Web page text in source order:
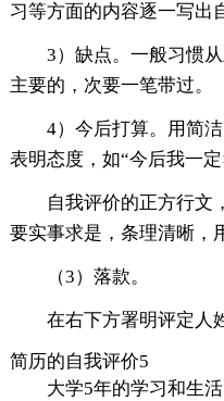
习等方面的内容逐一写出
3）缺点。一般习惯
主要的，次要一笔带过。
4）今后打算。用简
表明态度，如“今后我一
自我评价的正方行文
要实事求是，条理清晰，
（3）落款。
在右下方署明评定人
简历的自我评价5
大学5年的学习和生